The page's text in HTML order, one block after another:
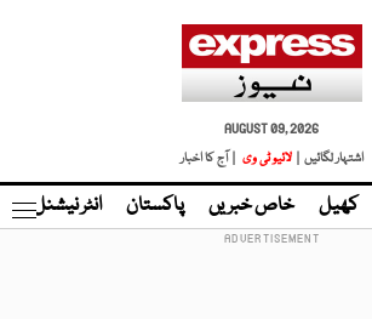
AUGUST 09, 2026
اشتہار لگائیں |
لائیو ٹی وی | آج کا اخبار
کھیل خاص خبریں پاکستان انٹر نیشنل